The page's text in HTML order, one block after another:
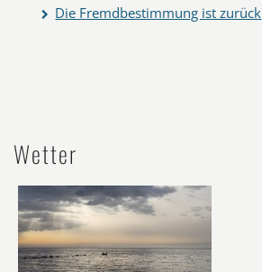
Die Fremdbestimmung ist zurück
Wetter